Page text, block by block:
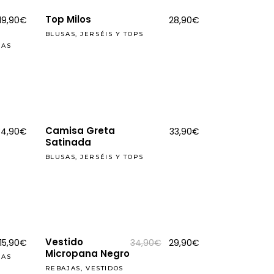
precio
€El
actual
Top Milos 28,90€
BLUSAS, JERSÉIS Y TOPS
€
Camisa Greta
Satinada
33,90€
BLUSAS, JERSÉIS Y TOPS
El
precio
15,90€El
precio
actual
REBAJAS
Vestido
Micropana Negro
34,90€ El
precio
29,90€
REBAJAS, VESTIDOS